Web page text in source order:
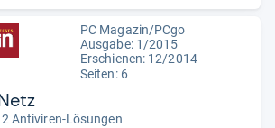
PC Magazin/PCgo
Ausgabe: 1/2015
Erschienen: 12/2014
Seiten: 6
Antiviren-Lösungen